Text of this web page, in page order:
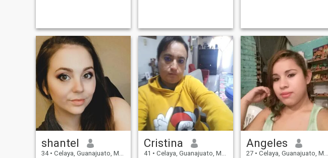
shantel
34 • Celaya, Guanajuato, Mexique
Cristina
41 • Celaya, Guanajuato, Mexique
Angeles
27 • Celaya, Guanajuato, Mexique